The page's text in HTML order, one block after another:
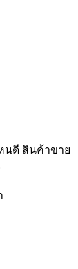
นดี สินค้าขาย